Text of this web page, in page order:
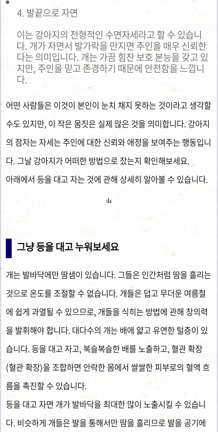
발끝으로 자면
이는 강아지의 전형적인 수면자세라고 할 수 있습니
다. 개가 자면서 발가락을 만지면 주인을 매우 신뢰한
다는 의미입니다. 개는 가끔 힘찬 보호 본능을 갖고 있
지만, 주인을 믿고 존경하기 때문에 안전함을 느낍니
다.
어떤 사람들은 이것이 본인이 눈치 채지 못하는 것이라고 생각할
수도 있지만, 이 작은 몸짓은 실제 많은 것을 의미합니다. 강아지
의 잠자는 자세는 주인에 대한 신뢰와 애정을 보여주는 행동입니
다. 그날 강아지가 어떠한 방법으로 잤는지 확인해보세요.
아래에서 등을 대고 자는 것에 관해 상세히 알아볼 수 있습니다.
그냥 등을 대고 누워보세요
개는 발바닥에만 땀샘이 있습니다. 그들은 인간처럼 땀을 흘리는
것으로 온도를 조절할 수 없습니다. 개들은 덥고 무더운 여름철
에 쉽게 과열될 수 있으므로, 개들을 식히는 방법에 관해 창의력
을 발휘해야 합니다. 대다수의 개는 배에 얇고 유연한 털층이 있
습니다. 등을 대고 자고, 복슬복슬한 배를 노출하고, 혈관 확장
(혈관 확장)을 조합하면 안락한 몸에서 쌀쌀한 피부로의 혈액 흐
름을 촉진할 수 있습니다.
등을 대고 자면 개가 발바닥을 최대한 많이 노출시킬 수 있습니
다. 비슷하게 개들은 발을 통해서만 땀을 흘리므로 발을 공기에